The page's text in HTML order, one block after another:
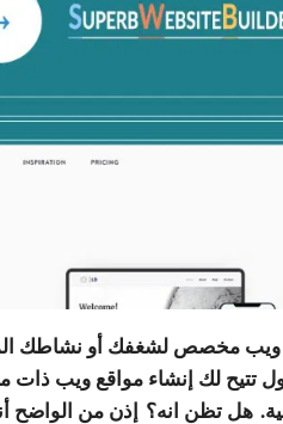
مخصص لشغفك أو نشاطك
تتيح لك إنشاء مواقع ويب
هل تظن انه؟ إذن من